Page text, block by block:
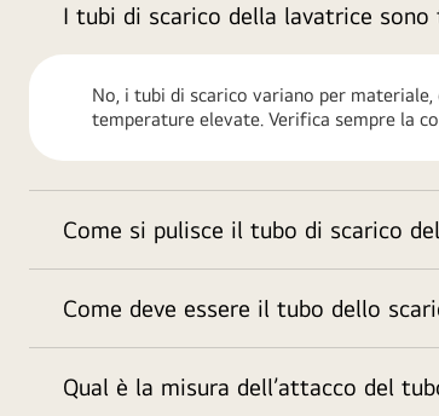
I tubi di scarico della lavatrice
No, i tubi di scarico variano per
temperature elevate. Verifica sempre la
Come si pulisce il tubo di scarico
Come deve essere il tubo dello
Qual è la misura dell’attacco del